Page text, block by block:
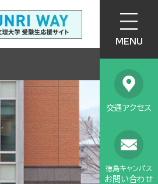
MENU
交通アクセス
徳島キャンパス
お問い合わせ